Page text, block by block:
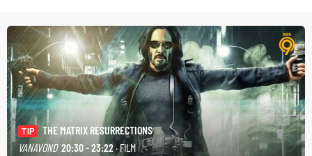
TIP
THE MATRIX RESURRECTIONS
VANAVOND 20:30 - 23:22· FILM